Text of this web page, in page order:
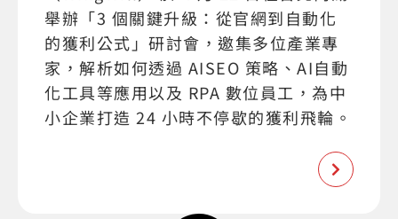
舉辦「3 個關鍵升級：從官網到自動化
的獲利公式」研討會，邀集多位產業專
家，解析如何透過 AISEO 策略、AI自動
化工具等應用以及 RPA 數位員工，為中
小企業打造 24 小時不停歇的獲利飛輪。